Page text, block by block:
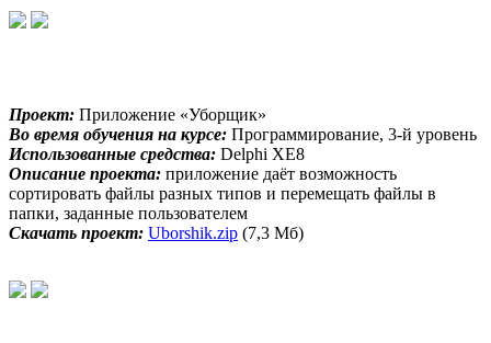
Проект: Приложение «Уборщик»
Во время обучения на курсе: Программирование, 3-й уровень
Использованные средства: Delphi XE8
Описание проекта: приложение даёт возможность
сортировать файлы разных типов и перемещать файлы в
папки, заданные пользователем
Скачать проект: Uborshik.zip (7,3 Мб)